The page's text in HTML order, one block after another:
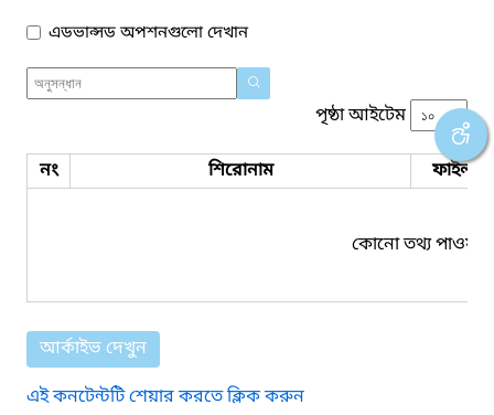
এডভান্সড অপশনগুলো দেখান
পৃষ্ঠা আইটেম
নং শিরোনাম ফাইল
কোনো তথ্য পাওয়া
আর্কাইভ দেখুন
এই কনটেন্টটি শেয়ার করতে ক্লিক করুন